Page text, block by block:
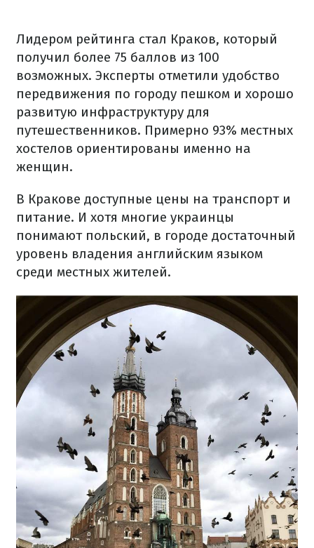
Лидером рейтинга стал Краков, который
получил более 75 баллов из 100
возможных. Эксперты отметили удобство
передвижения по городу пешком и хорошо
развитую инфраструктуру для
путешественников. Примерно 93% местных
хостелов ориентированы именно на
женщин.
В Кракове доступные цены на транспорт и
питание. И хотя многие украинцы
понимают польский, в городе достаточный
уровень владения английским языком
среди местных жителей.